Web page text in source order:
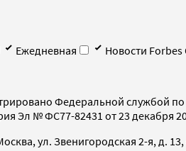
Ежедневная
Новости Forbes
Федеральной службой
Эл № ФС77-82431 от 23 декабря
ул. Звенигородская 2-я, д. 13,